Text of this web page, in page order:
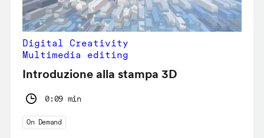
Digital Creativity
Multimedia editing
Introduzione alla stampa 3D
0:09 min
On Demand